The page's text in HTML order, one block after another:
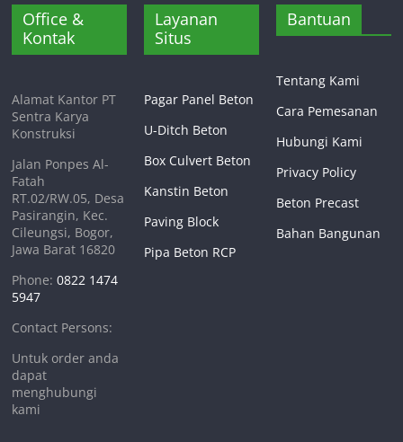
Office &
Kontak
Alamat Kantor PT
Sentra Karya
Konstruksi
Jalan Ponpes Al-
Fatah
RT.02/RW.05, Desa
Pasirangin, Kec.
Cileungsi, Bogor,
Jawa Barat 16820
Phone:0822 1474
5947
Contact Persons:
Untuk order anda
dapat
menghubungi
kami
Layanan
Situs
Pagar Panel Beton
U-Ditch Beton
Box Culvert Beton
Kanstin Beton
Paving Block
Pipa Beton RCP
Bantuan
Tentang Kami
Cara Pemesanan
Hubungi Kami
Privacy Policy
Beton Precast
Bahan Bangunan